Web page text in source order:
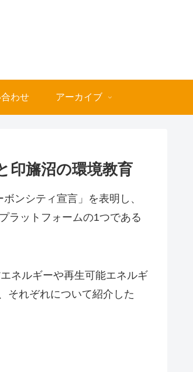
わせ アーカイブ
印旛沼の環境教育
ンシティ宣言」を表明し、
ラットフォームの1つである
ネルギーや再生可能エネルギ
それぞれについて紹介した